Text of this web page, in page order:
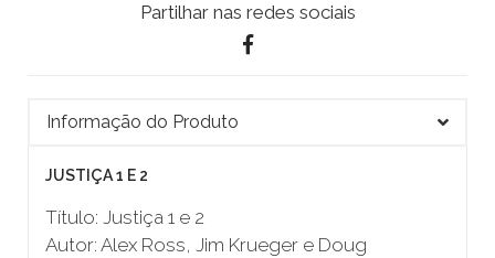
Partilhar nas redes sociais
Informação do Produto
JUSTIÇA 1 E 2
Título: Justiça 1 e 2
Autor: Alex Ross, Jim Krueger e Doug